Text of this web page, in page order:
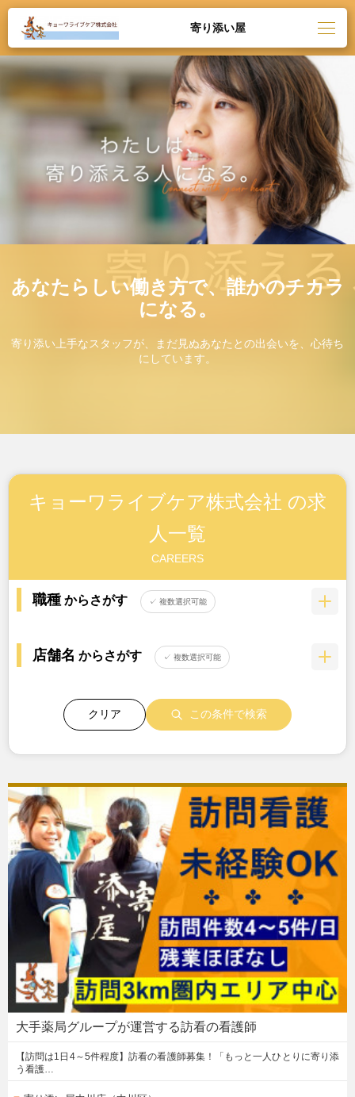
寄り添い屋
あなたらしい働き方で、誰かのチカラ
になる。
寄り添い上手なスタッフが、まだ見ぬあなたとの出会いを、心待ち
にしています。
キョーワライブケア株式会社 の求
人一覧
CAREERS
職種 からさがす ✓ 複数選択可能
店舗名 からさがす ✓ 複数選択可能
クリア この条件で検索
大手薬局グループが運営する訪看の看護師
【訪問は1日4～5件程度】訪看の看護師募集！「もっと一人ひとりに寄り添
う看護…